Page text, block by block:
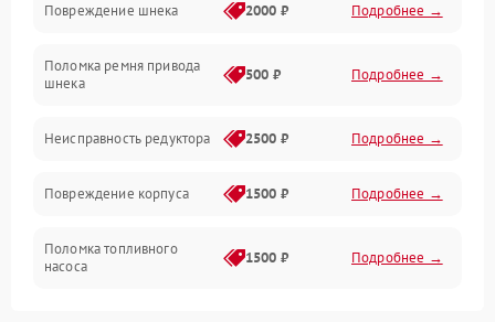
Двигатель
Повреждение шнека 2000 ₽ Подробнее →
Поломка ремня привода
шнека
500 ₽ Подробнее →
Неисправность редуктора 2500 ₽ Подробнее →
Повреждение корпуса 1500 ₽ Подробнее →
Поломка топливного
насоса
1500 ₽ Подробнее →